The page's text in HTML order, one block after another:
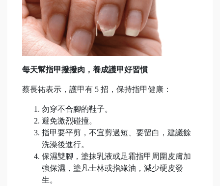
每天幫指甲撥撥肉，養成護甲好習慣
蔡長祐表示，護甲有 5 招，保持指甲健康：
勿穿不合腳的鞋子。
避免激烈碰撞。
指甲要平剪，不宜剪過短、要留白，建議餘
洗澡後進行。
保濕雙腳，塗抹乳液或足霜指甲周圍皮膚加
強保濕，塗凡士林或指緣油，減少硬皮發
生。